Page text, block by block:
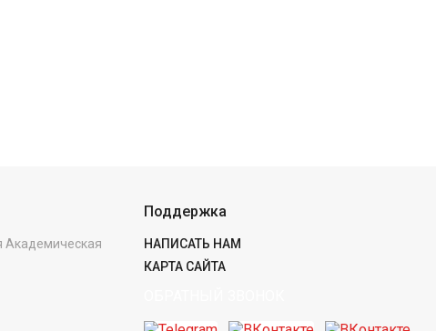
Академическая
Поддержка
НАПИСАТЬ НАМ
КАРТА САЙТА